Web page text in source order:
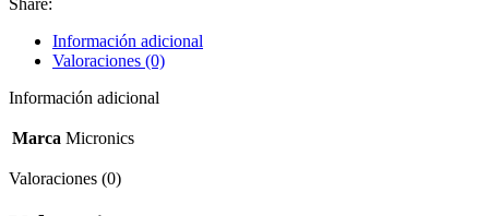
Información adicional
Valoraciones (0)
Información adicional
Marca Micronics
Valoraciones (0)